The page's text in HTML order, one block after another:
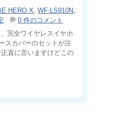
HERO X WF-LS910N
0 件のコメント
完全ワイヤレスイヤホ
スカバーのセットが注
直に言いますけどこの